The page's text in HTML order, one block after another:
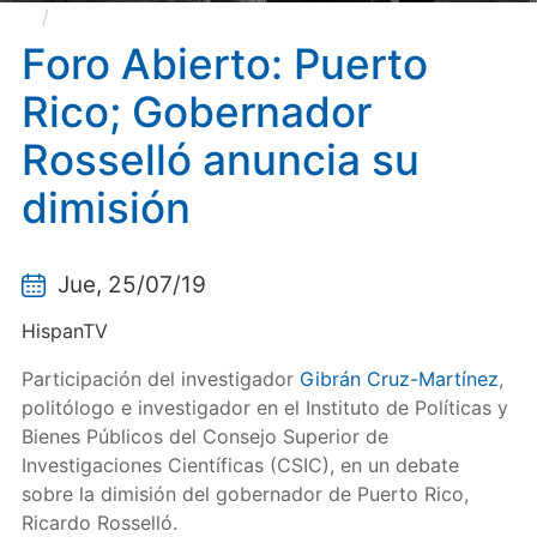
anuncia su dimisión
Foro Abierto: Puerto
Rico; Gobernador
Rosselló anuncia su
dimisión
Jue, 25/07/19
HispanTV
Participación del investigador Gibrán Cruz-Martínez,
politólogo e investigador en el Instituto de Políticas y
Bienes Públicos del Consejo Superior de
Investigaciones Científicas (CSIC), en un debate
sobre la dimisión del gobernador de Puerto Rico,
Ricardo Rosselló.